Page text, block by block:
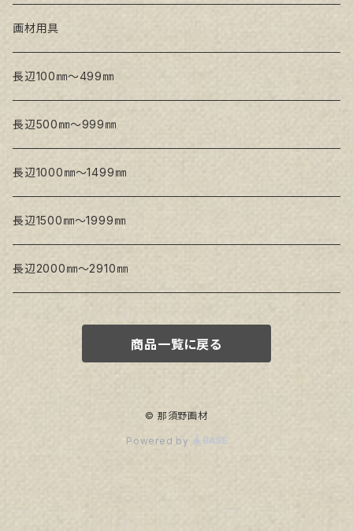
トークロ 赤SP(中目)
Snow White SPC(中目)
GAERA BA(中荒目)
Snow White SPC(中目)
Snow White SLA(中目)
GAERA F(中細目) / BA(中荒目)
Snow White SLA(中目)
Snow White SLH(中太目)
Snow White SPC(中目)
トークロ イエロー
生キャンバス
画材用具
長辺100㎜～499㎜
長辺500㎜～999㎜
長辺1000㎜～1499㎜
長辺1500㎜～1999㎜
長辺2000㎜～2910㎜
商品一覧に戻る
© 那須野画材
Powered by